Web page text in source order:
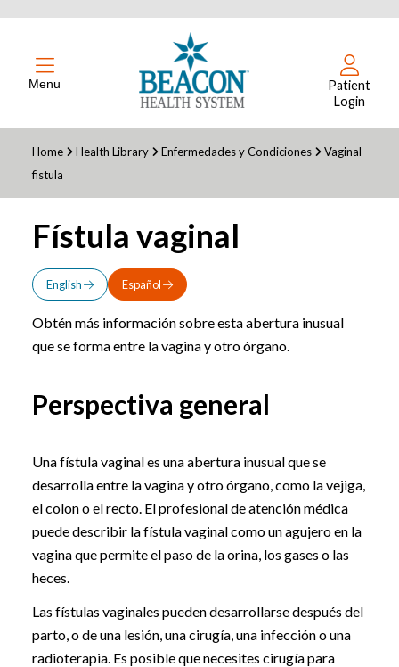
Menu
Patient
Login
Home Health Library Enfermedades y Condiciones
Vaginal
fistula
Fístula vaginal
English Español
Obtén más información sobre esta abertura inusual
que se forma entre la vagina y otro órgano.
Perspectiva general
Una fístula vaginal es una abertura inusual que se
desarrolla entre la vagina y otro órgano, como la vejiga,
el colon o el recto. El profesional de atención médica
puede describir la fístula vaginal como un agujero en la
vagina que permite el paso de la orina, los gases o las
heces.
Las fístulas vaginales pueden desarrollarse después del
parto, o de una lesión, una cirugía, una infección o una
radioterapia. Es posible que necesites cirugía para